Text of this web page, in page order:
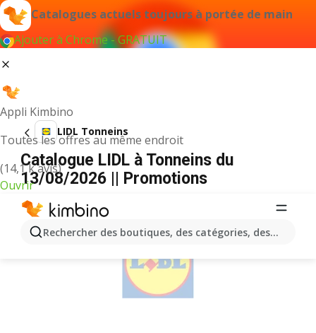
Catalogues actuels toujours à portée de main
Ajouter à Chrome - GRATUIT
Appli Kimbino
Toutes les offres au même endroit
(14,1 k avis)
Ouvrir
Rechercher des boutiques, des catégories, des
LIDL Tonneins
Catalogue LIDL à Tonneins du
13/08/2026 || Promotions